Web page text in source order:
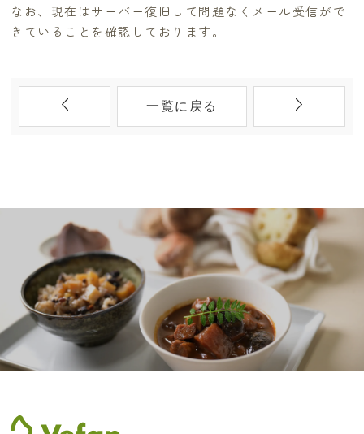
なお、現在はサーバー復旧して問題なくメール受信がで
きていることを確認しております。
一覧に戻る